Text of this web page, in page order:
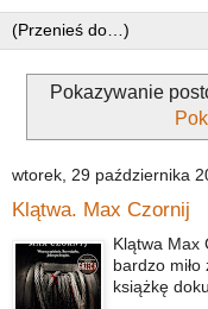
Pokazywanie
wtorek, 29 października
Klątwa. Max Czornij
Klątwa Max
bardzo
książkę